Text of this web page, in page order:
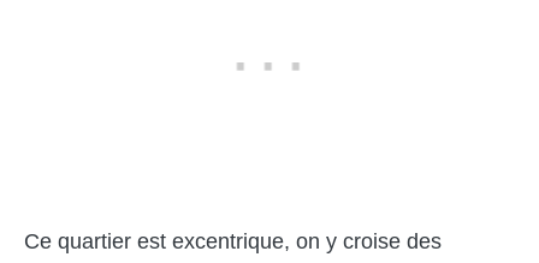
Ce quartier est excentrique, on y croise des